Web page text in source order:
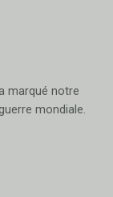
marqué notre
mondiale.